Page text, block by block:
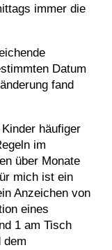
immer die
Datum
fand
häufiger
im
über Monate
mich ist ein
Anzeichen von
eines
1 am Tisch
dem